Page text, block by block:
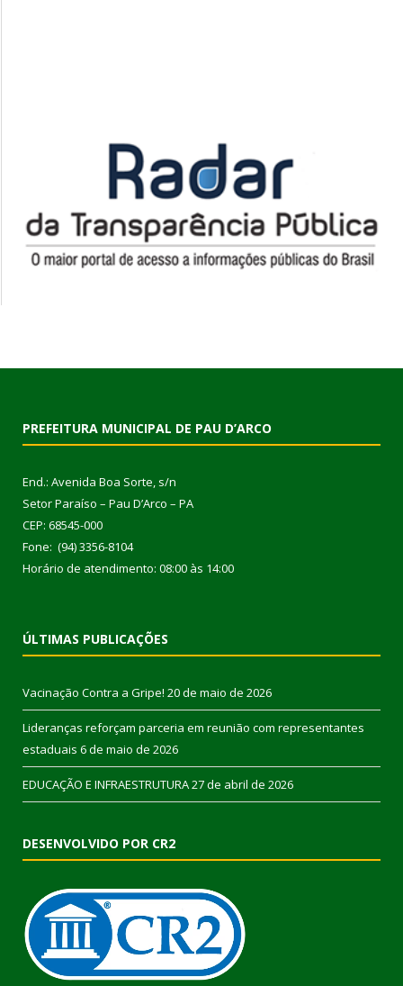
PREFEITURA MUNICIPAL DE PAU D’ARCO
End.: Avenida Boa Sorte, s/n
Setor Paraíso – Pau D’Arco – PA
CEP: 68545-000
Fone: (94) 3356-8104
Horário de atendimento: 08:00 às 14:00
ÚLTIMAS PUBLICAÇÕES
Vacinação Contra a Gripe! 20 de maio de 2026
Lideranças reforçam parceria em reunião com representantes
estaduais 6 de maio de 2026
EDUCAÇÃO E INFRAESTRUTURA27 de abril de 2026
DESENVOLVIDO POR CR2